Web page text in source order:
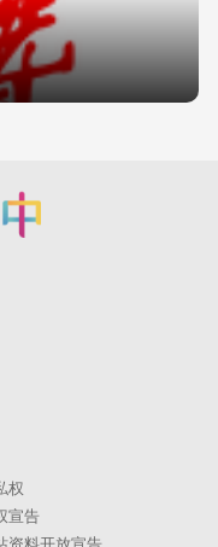
权
宣告